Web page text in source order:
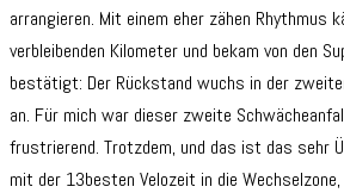
arrangieren. Mit einem eher zähen Rhythmus
verbleibenden Kilometer und bekam von den
bestätigt: Der Rückstand wuchs in der
an. Für mich war dieser zweite
frustrierend. Trotzdem, und das ist das sehr
mit der 13besten Velozeit in die